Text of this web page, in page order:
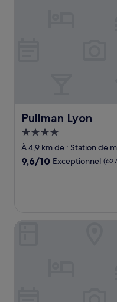
Pullman Lyon
Pullman Lyon
Hébergement
4.0 étoiles
À 4,9 km de : Station de
9.6
9,6/10 Exceptionnel